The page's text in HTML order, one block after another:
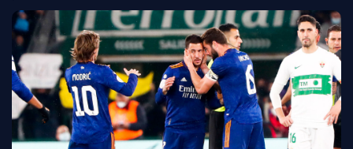
CDM 2026
EDF
PSG
LIGUE 1
REAL MADRID
FC BARCELONE
MANCHESTER UNITED